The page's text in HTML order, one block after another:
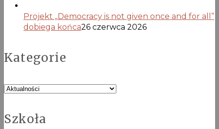
Projekt „Democracy is not given once and for all”
dobiega końca26 czerwca 2026
Kategorie
Kategorie
Szkoła